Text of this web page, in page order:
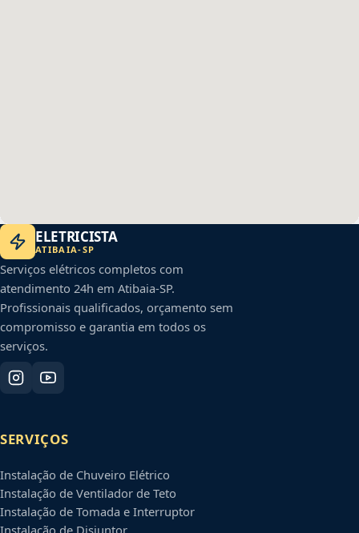
ELETRICISTA
ATIBAIA-SP
Serviços elétricos completos com
atendimento 24h em Atibaia-SP.
Profissionais qualificados, orçamento sem
compromisso e garantia em todos os
serviços.
SERVIÇOS
Instalação de Chuveiro Elétrico
Instalação de Ventilador de Teto
Instalação de Tomada e Interruptor
Instalação de Disjuntor